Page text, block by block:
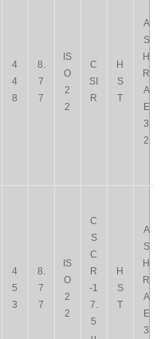
4
4
8
8.
7
7
IS
O
2
2
C
SI
R
H
S
T
A
S
H
R
A
E
3
2
4
5
3
8.
7
7
IS
O
2
2
C
S
C
R
-1
7.
5
H
S
T
A
S
H
R
A
E
3